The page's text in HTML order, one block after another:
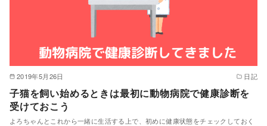
2019年5月26日 日記
子猫を飼い始めるときは最初に動物病院で健康診断を
受けておこう
よろちゃんとこれから一緒に生活する上で、初めに健康状態をチェックしておく